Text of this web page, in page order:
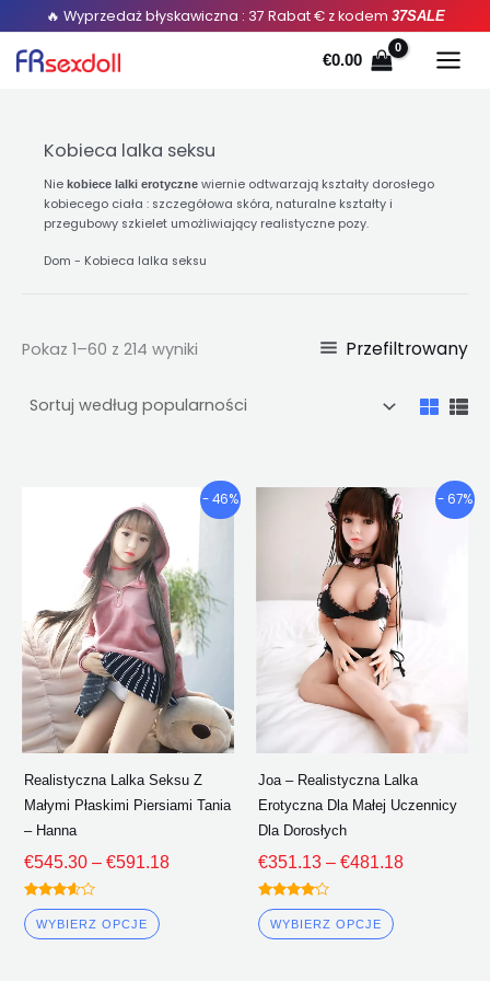
Przejdź
treści
🔥 Wyprzedaż błyskawiczna : 37 Rabat € z kodem 37SALE
€0.00
Kobieca lalka seksu
Nie kobiece lalki erotyczne wiernie odtwarzają kształty dorosłego
kobiecego ciała : szczegółowa skóra, naturalne kształty i
przegubowy szkielet umożliwiający realistyczne pozy.
Dom - Kobieca lalka seksu
Pokaz 1–60 z 214 wyniki
Posortowane
według
popularności
Przefiltrowany
- 46%
Realistyczna Lalka Seksu Z
Małymi Płaskimi Piersiami Tania
– Hanna
€545.30 – €591.18
Przedział
cenowy:
€545.30
Poprzez
€591.18
Oceniono
3.50
z 5
WYBIERZ OPCJE
produkt
ma
wiele
wariantów.
Opcje
można
wybrać
na
produktu
- 67%
Joa – Realistyczna Lalka
Erotyczna Dla Małej Uczennicy
Dla Dorosłych
€351.13 – €481.18
Przedział
cenowy:
Oceniono
4.00
z 5
WYBIERZ OPCJE
Ten
produkt
ma
wiele
wariantów.
Opcje
można
wybrać
na
produktu